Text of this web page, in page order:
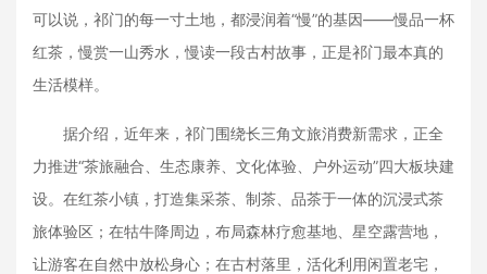
可以说，祁门的每一寸土地，都浸润着“慢”的基因——慢品一杯
红茶，慢赏一山秀水，慢读一段古村故事，正是祁门最本真的
生活模样。
据介绍，近年来，祁门围绕长三角文旅消费新需求，正全
力推进“茶旅融合、生态康养、文化体验、户外运动”四大板块建
设。在红茶小镇，打造集采茶、制茶、品茶于一体的沉浸式茶
旅体验区；在牯牛降周边，布局森林疗愈基地、星空露营地，
让游客在自然中放松身心；在古村落里，活化利用闲置老宅，